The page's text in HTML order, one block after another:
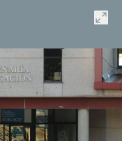
Abrir